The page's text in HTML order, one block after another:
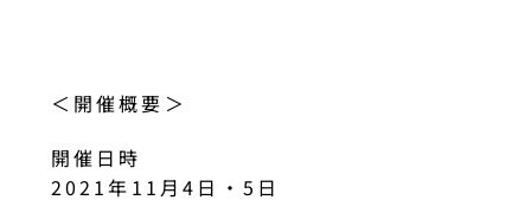
＜開催概要＞
開催日時
2021年11月4日・5日